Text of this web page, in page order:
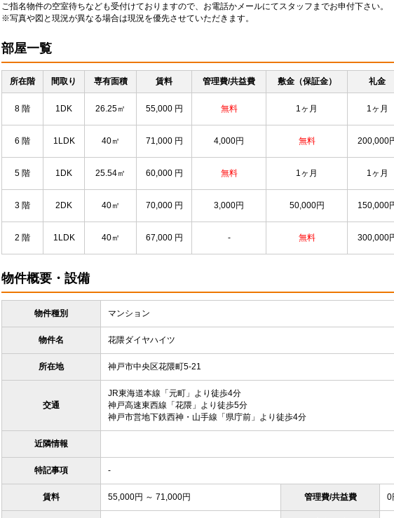
ご指名物件の空室待ちなども受付けておりますので、お電話かメールにてスタッフまでお申付下さい。
※写真や図と現況が異なる場合は現況を優先させていただきます。
部屋一覧
所在階 間取り 専有面積 賃料 管理費/共益費 敷金（保証金） 礼金
8 階 1DK 26.25㎡ 55,000 円 無料 1ヶ月 1ヶ月
6 階 1LDK 40㎡ 71,000 円 4,000円 無料 200,000
5 階 1DK 25.54㎡ 60,000 円 無料 1ヶ月 1ヶ月
3 階 2DK 40㎡ 70,000 円 3,000円 50,000円 150,000
2 階 1LDK 40㎡ 67,000 円 - 無料 300,000
物件概要・設備
物件種別 マンション
物件名 花隈ダイヤハイツ
所在地 神戸市中央区花隈町5-21
交通
JR東海道本線「元町」より徒歩4分
神戸高速東西線「花隈」より徒歩5分
神戸市営地下鉄西神・山手線「県庁前」より徒歩4分
近隣情報
特記事項 -
賃料 55,000円 ～ 71,000円 管理費/共益費 0